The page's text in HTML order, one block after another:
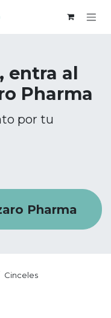
entra al
Pharma
por tu
Pharma
Cinceles